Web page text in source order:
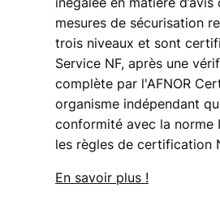
mesures de sécurisation
trois niveaux et sont
Service NF, après une
complète par l'AFNOR
organisme indépendant
conformité avec la norme
les règles de certification
En savoir plus !